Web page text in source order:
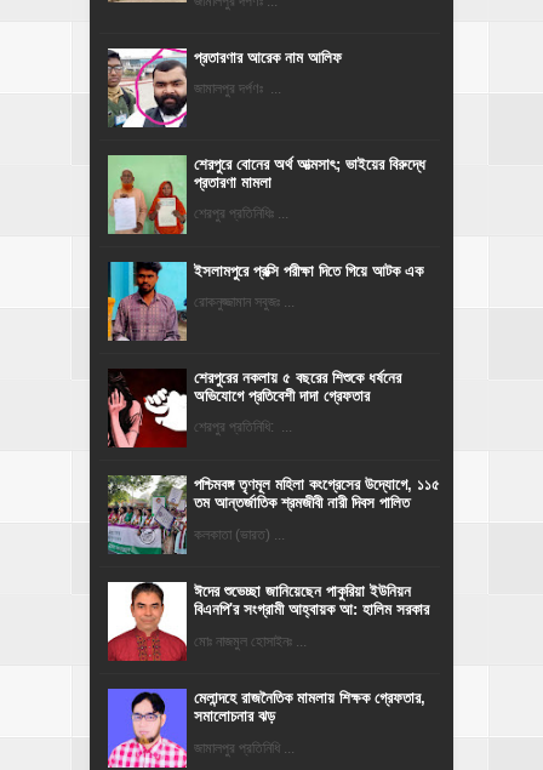
প্রতারণার আরেক নাম আলিফ
জামালপুর দর্পণঃ ...
শেরপুরে বোনের অর্থ আত্মসাৎ; ভাইয়ের বিরুদ্ধে
প্রতারণা মামলা
শেরপুর প্রতিনিধিঃ ...
ইসলামপুরে প্রক্সি পরীক্ষা দিতে গিয়ে আটক এক
রোকনুজ্জামান সবুজঃ ...
শেরপুরের নকলায় ৫ বছরের শিশুকে ধর্ষনের
অভিযোগে প্রতিবেশী দাদা গ্রেফতার
শেরপুর প্রতিনিধি: ...
পশ্চিমবঙ্গ তৃণমূল মহিলা কংগ্রেসের উদ্যোগে, ১১৫
তম আন্তর্জাতিক শ্রমজীবী নারী দিবস পালিত
কলকাতা (ভারত) ...
ঈদের শুভেচ্ছা জানিয়েছেন পাকুরিয়া ইউনিয়ন
বিএনপি'র সংগ্রামী আহ্বায়ক আ: হালিম সরকার
মোঃ নাজমুল হোসাইনঃ ...
মেলান্দহে রাজনৈতিক মামলায় শিক্ষক গ্রেফতার,
সমালোচনার ঝড়
জামালপুর প্রতিনিধি ...